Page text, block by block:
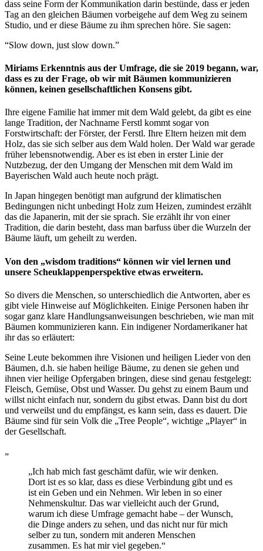
dass seine Form der Kommunikation darin bestünde, dass er jeden
Tag an den gleichen Bäumen vorbeigehe auf dem Weg zu seinem
Studio, und er diese Bäume zu ihm sprechen höre. Sie sagen:
“Slow down, just slow down.”
Miriams Erkenntnis aus der Umfrage, die sie 2019 begann, war,
dass es zu der Frage, ob wir mit Bäumen kommunizieren
können, keinen gesellschaftlichen Konsens gibt.
Ihre eigene Familie hat immer mit dem Wald gelebt, da gibt es eine
lange Tradition, der Nachname Ferstl kommt sogar von
Forstwirtschaft: der Förster, der Ferstl. Ihre Eltern heizen mit dem
Holz, das sie sich selber aus dem Wald holen. Der Wald war gerade
früher lebensnotwendig. Aber es ist eben in erster Linie der
Nutzbezug, der den Umgang der Menschen mit dem Wald im
Bayerischen Wald auch heute noch prägt.
In Japan hingegen benötigt man aufgrund der klimatischen
Bedingungen nicht unbedingt Holz zum Heizen, zumindest erzählt
das die Japanerin, mit der sie sprach. Sie erzählt ihr von einer
Tradition, die darin besteht, dass man barfuss über die Wurzeln der
Bäume läuft, um geheilt zu werden.
Von den „wisdom traditions“ können wir viel lernen und
unsere Scheuklappenperspektive etwas erweitern.
So divers die Menschen, so unterschiedlich die Antworten, aber es
gibt viele Hinweise auf Möglichkeiten. Einige Personen haben ihr
sogar ganz klare Handlungsanweisungen beschrieben, wie man mit
Bäumen kommunizieren kann. Ein indigener Nordamerikaner hat
ihr das so erläutert:
Seine Leute bekommen ihre Visionen und heiligen Lieder von den
Bäumen, d.h. sie haben heilige Bäume, zu denen sie gehen und
ihnen vier heilige Opfergaben bringen, diese sind genau festgelegt:
Fleisch, Gemüse, Obst und Wasser. Du gehst zu einem Baum und
willst nicht einfach nur, sondern du gibst etwas. Dann bist du dort
und verweilst und du empfängst, es kann sein, dass es dauert. Die
Bäume sind für sein Volk die „Tree People“, wichtige „Player“ in
der Gesellschaft.
„Ich hab mich fast geschämt dafür, wie wir denken.
Dort ist es so klar, dass es diese Verbindung gibt und es
ist ein Geben und ein Nehmen. Wir leben in so einer
Nehmenskultur. Das war vielleicht auch der Grund,
warum ich diese Umfrage gemacht habe – der Wunsch,
die Dinge anders zu sehen, und das nicht nur für mich
selber zu tun, sondern mit anderen Menschen
zusammen. Es hat mir viel gegeben.“